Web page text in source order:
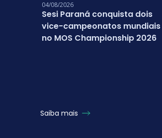
04/08/2026
Sesi Paraná conquista dois
vice-campeonatos mundiais
no MOS Championship 2026
Saiba mais